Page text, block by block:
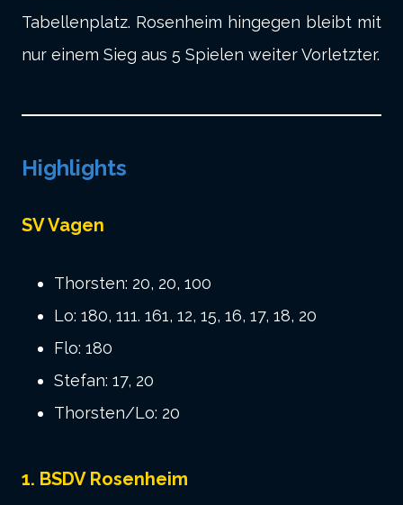
Tabellenplatz. Rosenheim hingegen bleibt mit
nur einem Sieg aus 5 Spielen weiter Vorletzter.
Highlights
SV Vagen
Thorsten: 20, 20, 100
Lo: 180, 111. 161, 12, 15, 16, 17, 18, 20
Flo: 180
Stefan: 17, 20
Thorsten/Lo: 20
1. BSDV Rosenheim